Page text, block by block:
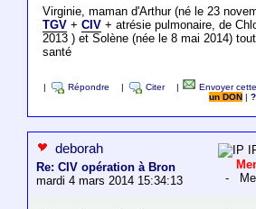
Virginie, maman d'Arthur (né le 23
TGV+ CIV+ atrésie pulmonaire, de
2013 ) et Solène (née le 8 mai 2014)
santé
Répondre Citer Envoyer
un DON
|
deborah
Re: CIV opération à Bron
mardi 4 mars 2014 15:34:13
-